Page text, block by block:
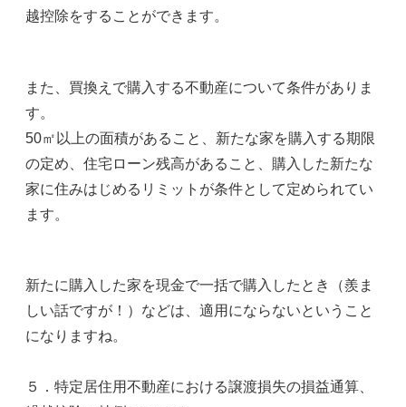
越控除をすることができます。
また、買換えで購入する不動産について条件がありま
す。
50㎡以上の面積があること、新たな家を購入する期限
の定め、住宅ローン残高があること、購入した新たな
家に住みはじめるリミットが条件として定められてい
ます。
新たに購入した家を現金で一括で購入したとき（羨ま
しい話ですが！）などは、適用にならないということ
になりますね。
５．特定居住用不動産における譲渡損失の損益通算、